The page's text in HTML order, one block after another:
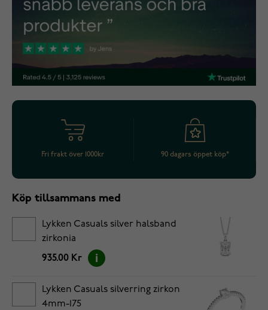
Fri frakt över 1000kr 90 dagars öppet köp*
Köp tillsammans med
Lykken Casuals silver halsband
zirkonia
935.00 Kr
Lykken Casuals silverring zirkon
4mm-175